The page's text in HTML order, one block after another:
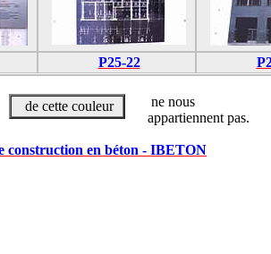
P25-22
de cette couleur
ne nous
appartiennent pas.
construction en béton - IBETON